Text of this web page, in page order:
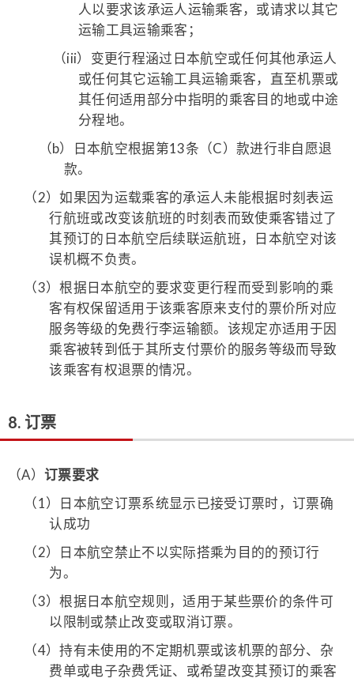
人以要求该承运人运输乘客，或请求以其它
运输工具运输乘客；
（iii） 变更行程涵过日本航空或任何其他承运人
或任何其它运输工具运输乘客，直至机票或
其任何适用部分中指明的乘客目的地或中途
分程地。
（b）
日本航空根据第13条（C）款进行非自愿退
款。
（2）如果因为运载乘客的承运人未能根据时刻表运
行航班或改变该航班的时刻表而致使乘客错过了
其预订的日本航空后续联运航班，日本航空对该
误机概不负责。
（3）根据日本航空的要求变更行程而受到影响的乘
客有权保留适用于该乘客原来支付的票价所对应
服务等级的免费行李运输额。该规定亦适用于因
乘客被转到低于其所支付票价的服务等级而导致
该乘客有权退票的情况。
8. 订票
（A）订票要求
（1）
日本航空订票系统显示已接受订票时，订票确
认成功
（2）
日本航空禁止不以实际搭乘为目的的预订行
为。
（3）根据日本航空规则，适用于某些票价的条件可
以限制或禁止改变或取消订票。
（4）持有未使用的不定期机票或该机票的部分、杂
费单或电子杂费凭证、或希望改变其预订的乘客